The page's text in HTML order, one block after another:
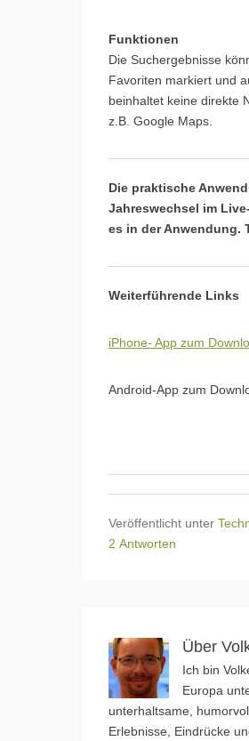
Funktionen
Die Suchergebnisse
Favoriten markiert und
beinhaltet keine direkte
z.B. Google Maps.
Die praktische
Jahreswechsel im
es in der Anwendung.
Weiterführende Links
iPhone- App zum
Android-App zum
Veröffentlicht unter
2 Antworten
Über
Ich bin
Europa
unterhaltsame,
Erlebnisse, Eindrücke